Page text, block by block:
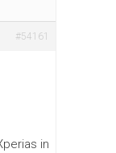
#54161
in